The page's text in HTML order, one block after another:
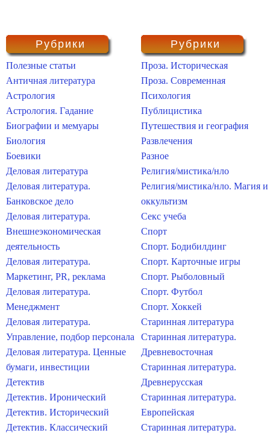
Рубрики
Полезные статьи
Античная литература
Астрология
Астрология. Гадание
Биографии и мемуары
Биология
Боевики
Деловая литература
Деловая литература.
Банковское дело
Деловая литература.
Внешнеэкономическая
деятельность
Деловая литература.
Маркетинг, PR, реклама
Деловая литература.
Менеджмент
Деловая литература.
Управление, подбор персонала
Деловая литература. Ценные
бумаги, инвестиции
Детектив
Детектив. Иронический
Детектив. Исторический
Детектив. Классический
Рубрики
Проза. Историческая
Проза. Современная
Психология
Публицистика
Путешествия и география
Развлечения
Разное
Религия/мистика/нло
Религия/мистика/нло. Магия и
оккультизм
Секс учеба
Спорт
Спорт. Бодибилдинг
Спорт. Карточные игры
Спорт. Рыболовный
Спорт. Футбол
Спорт. Хоккей
Старинная литература
Старинная литература.
Древневосточная
Старинная литература.
Древнерусская
Старинная литература.
Европейская
Старинная литература.